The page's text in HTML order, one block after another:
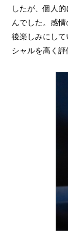
したが、個人
んでした。感
後楽しみにし
シャルを高く評